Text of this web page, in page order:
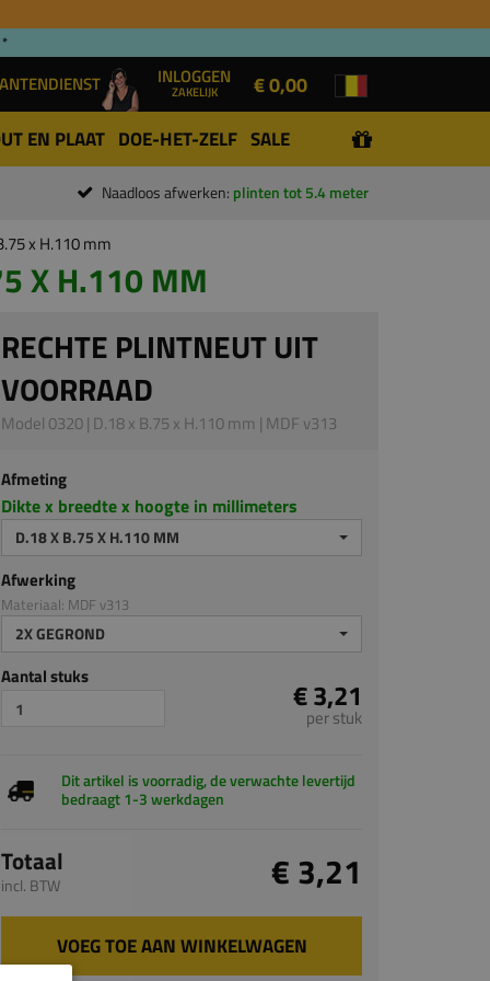
INLOGGEN
ZAKELIJK € 0,00
EN PLAAT DOE-HET-ZELF SALE
Naadloos afwerken: plinten tot 5.4 meter
x H.110 mm
X H.110 MM
RECHTE PLINTNEUT UIT
VOORRAAD
Model 0320 | D.18 x B.75 x H.110 mm | MDF v313
Afmeting
Dikte x breedte x hoogte in millimeters
D.18 X B.75 X H.110 MM
Afwerking
Materiaal: MDF v313
2X GEGROND
Aantal stuks € 3,21
per stuk
Dit artikel is voorradig, de verwachte levertijd
bedraagt 1-3 werkdagen
Totaal
incl. BTW € 3,21
VOEG TOE AAN WINKELWAGEN